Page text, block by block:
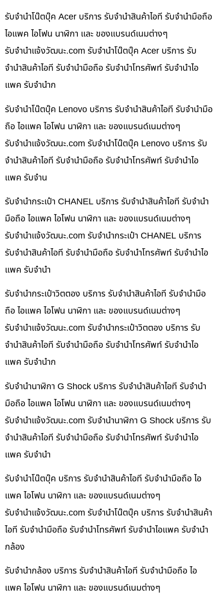
รับจำนำโน๊ตบุ๊ค Acer บริการ รับจำนำสินค้าไอที รับจำนำมือถือ
ไอแพค ไอโฟน นาฬิกา และ ของแบรนด์เนมต่างๆ
รับจํานําแจ้งวัฒนะ.com รับจำนำโน๊ตบุ๊ค Acer บริการ รับ
จำนำสินค้าไอที รับจำนำมือถือ รับจำนำโทรศัพท์ รับจำนำไอ
แพค รับจำนำก
รับจำนำโน๊ตบุ๊ค Lenovo บริการ รับจำนำสินค้าไอที รับจำนำมือ
ถือ ไอแพค ไอโฟน นาฬิกา และ ของแบรนด์เนมต่างๆ
รับจํานําแจ้งวัฒนะ.com รับจำนำโน๊ตบุ๊ค Lenovo บริการ รับ
จำนำสินค้าไอที รับจำนำมือถือ รับจำนำโทรศัพท์ รับจำนำไอ
แพค รับจำน
รับจำนำกระเป๋า CHANEL บริการ รับจำนำสินค้าไอที รับจำนำ
มือถือ ไอแพค ไอโฟน นาฬิกา และ ของแบรนด์เนมต่างๆ
รับจํานําแจ้งวัฒนะ.com รับจำนำกระเป๋า CHANEL บริการ
รับจำนำสินค้าไอที รับจำนำมือถือ รับจำนำโทรศัพท์ รับจำนำไอ
แพค รับจำนำ
รับจำนำกระเป๋าวิตตอง บริการ รับจำนำสินค้าไอที รับจำนำมือ
ถือ ไอแพค ไอโฟน นาฬิกา และ ของแบรนด์เนมต่างๆ
รับจํานําแจ้งวัฒนะ.com รับจำนำกระเป๋าวิตตอง บริการ รับ
จำนำสินค้าไอที รับจำนำมือถือ รับจำนำโทรศัพท์ รับจำนำไอ
แพค รับจำนำก
รับจำนำนาฬิกา G Shock บริการ รับจำนำสินค้าไอที รับจำนำ
มือถือ ไอแพค ไอโฟน นาฬิกา และ ของแบรนด์เนมต่างๆ
รับจํานําแจ้งวัฒนะ.com รับจำนำนาฬิกา G Shock บริการ รับ
จำนำสินค้าไอที รับจำนำมือถือ รับจำนำโทรศัพท์ รับจำนำไอ
แพค รับจำนำ
รับจำนำโน๊ตบุ๊ค บริการ รับจำนำสินค้าไอที รับจำนำมือถือ ไอ
แพค ไอโฟน นาฬิกา และ ของแบรนด์เนมต่างๆ
รับจํานําแจ้งวัฒนะ.com รับจำนำโน๊ตบุ๊ค บริการ รับจำนำสินค้า
ไอที รับจำนำมือถือ รับจำนำโทรศัพท์ รับจำนำไอแพค รับจำนำ
กล้อง
รับจำนำกล้อง บริการ รับจำนำสินค้าไอที รับจำนำมือถือ ไอ
แพค ไอโฟน นาฬิกา และ ของแบรนด์เนมต่างๆ